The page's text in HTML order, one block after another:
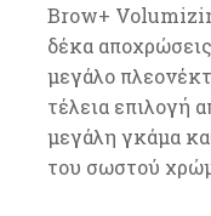
Brow+
δέκα
μεγάλο
τέλεια επιλογή
μεγάλη γκάμα
του σωστού